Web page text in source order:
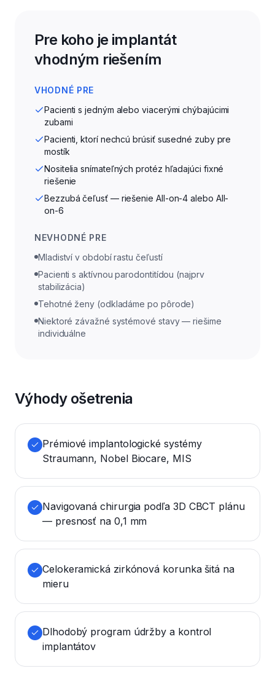
Pre koho je implantát
vhodným riešením
VHODNÉ PRE
Pacienti s jedným alebo viacerými chýbajúcimi
zubami
Pacienti, ktorí nechcú brúsiť susedné zuby pre
mostík
Nositelia snímateľných protéz hľadajúci fixné
riešenie
Bezzubá čeľusť — riešenie All-on-4 alebo All-
on-6
NEVHODNÉ PRE
Mladiství v období rastu čeľustí
Pacienti s aktívnou parodontitídou (najprv
stabilizácia)
Tehotné ženy (odkladáme po pôrode)
Niektoré závažné systémové stavy — riešime
individuálne
Výhody ošetrenia
Prémiové implantologické systémy
Straumann, Nobel Biocare, MIS
Navigovaná chirurgia podľa 3D CBCT plánu
— presnosť na 0,1 mm
Celokeramická zirkónová korunka šitá na
mieru
Dlhodobý program údržby a kontrol
implantátov